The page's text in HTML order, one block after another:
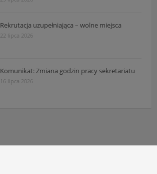
Rekrutacja uzupełniająca – wolne miejsca
22 lipca 2026
Komunikat: Zmiana godzin pracy sekretariatu
16 lipca 2026